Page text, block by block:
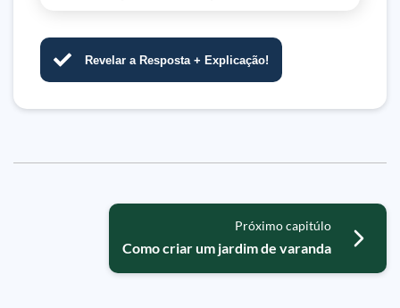
Revelar a Resposta + Explicação!
Próximo capitúlo
Como criar um jardim de varanda